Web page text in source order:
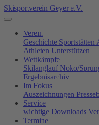
Skisportverein Geyer e.V.
Verein
Geschichte Sportstätten
Athleten Unterstützen
Wettkämpfe
Skilanglauf Noko/
Ergebnisarchiv
Im Fokus
Auszeichnungen
Service
wichtige Downloads
Termine